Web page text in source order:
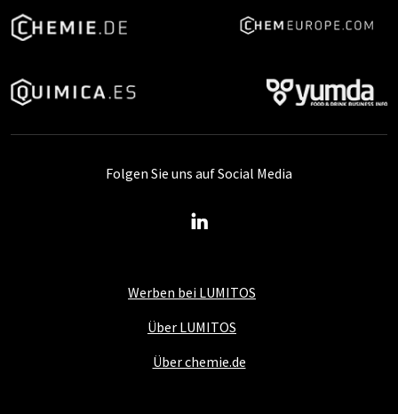
Werben bei LUMITOS
Über LUMITOS
Über chemie.de
Folgen Sie uns auf Social Media